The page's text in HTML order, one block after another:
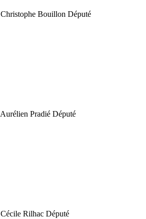
Christophe Bouillon Député
Aurélien Pradié Député
Cécile Rilhac Député